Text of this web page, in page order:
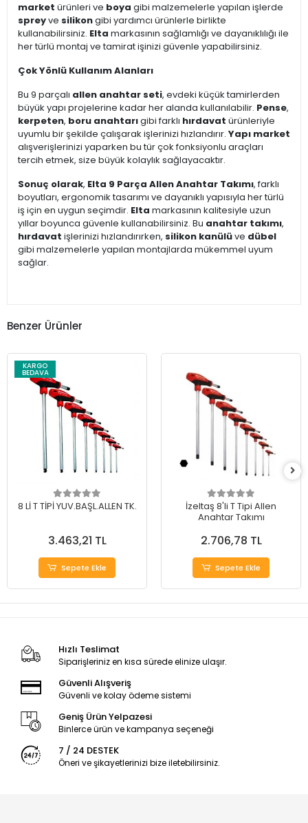
market ürünleri ve boya gibi malzemelerle yapılan işlerde
spreyve silikongibi yardımcı ürünlerle birlikte
kullanabilirsiniz. Elta markasının sağlamlığı ve dayanıklılığı ile
her türlü montaj ve tamirat işinizi güvenle yapabilirsiniz.
Çok Yönlü Kullanım Alanları
Bu 9 parçalı allen anahtar seti, evdeki küçük tamirlerden
büyük yapı projelerine kadar her alanda kullanılabilir. Pense,
kerpeten, boru anahtarıgibi farklı hırdavat ürünleriyle
uyumlu bir şekilde çalışarak işlerinizi hızlandırır. Yapı market
alışverişlerinizi yaparken bu tür çok fonksiyonlu araçları
tercih etmek, size büyük kolaylık sağlayacaktır.
Sonuç olarak, Elta 9 Parça Allen Anahtar Takımı, farklı
boyutları, ergonomik tasarımı ve dayanıklı yapısıyla her türlü
iş için en uygun seçimdir. Elta markasının kalitesiyle uzun
yıllar boyunca güvenle kullanabilirsiniz. Bu anahtar takımı,
hırdavat işlerinizi hızlandırırken, silikon kanülüve dübel
gibi malzemelerle yapılan montajlarda mükemmel uyum
sağlar.
Benzer Ürünler
KARGO
BEDAVA
8 Lİ T TİPİ YUV.BAŞL.ALLEN TK.
3.463,21 TL
Sepete Ekle
İzeltaş 8'li T Tipi Allen
Anahtar Takımı
2.706,78 TL
Sepete Ekle
Hızlı Teslimat
Siparişleriniz en kısa sürede elinize ulaşır.
Güvenli Alışveriş
Güvenli ve kolay ödeme sistemi
Geniş Ürün Yelpazesi
Binlerce ürün ve kampanya seçeneği
7 / 24 DESTEK
Öneri ve şikayetlerinizi bize iletebilirsiniz.